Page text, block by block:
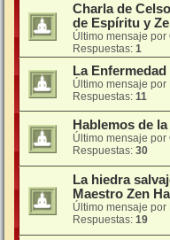
Charla de
de Espíritu y
Último mensaje por
Respuestas: 1
La
Último mensaje por
Respuestas: 11
Hablemos de
Último mensaje por
Respuestas: 30
La hiedra
Maestro Zen
Último mensaje por
Respuestas: 19